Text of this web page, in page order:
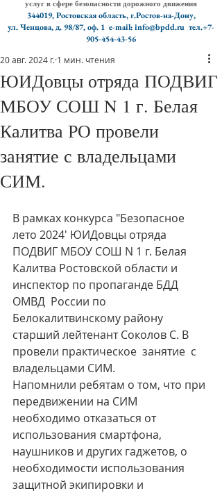
услуг в сфере безопасности дорожного движения
344019, Ростовская область, г.Ростов-на-Дону,
ул. Ченцова, д. 98/87, оф. 1 e-mail: info@bpdd.ru тел.+7-
905-454-43-56
ЮИДовцы отряда ПОДВИГ
МБОУ СОШ N 1 г. Белая
Калитва РО провели
занятие с владельцами
СИМ.
20 авг. 2024 г. 1 мин. чтения
В рамках конкурса "Безопасное
лето 2024' ЮИДовцы отряда
ПОДВИГ МБОУ СОШ N 1 г. Белая
Калитва Ростовской области и
инспектор по пропаганде БДД
ОМВД  России по
Белокалитвинскому району
старший лейтенант Соколов С. В
провели практическое  занятие  с
владельцами СИМ.
Напомнили ребятам о том, что при
передвижении на CИМ
необходимо отказаться от
использования смартфона,
наушников и других гаджетов, о
необходимости использования
защитной экипировки и